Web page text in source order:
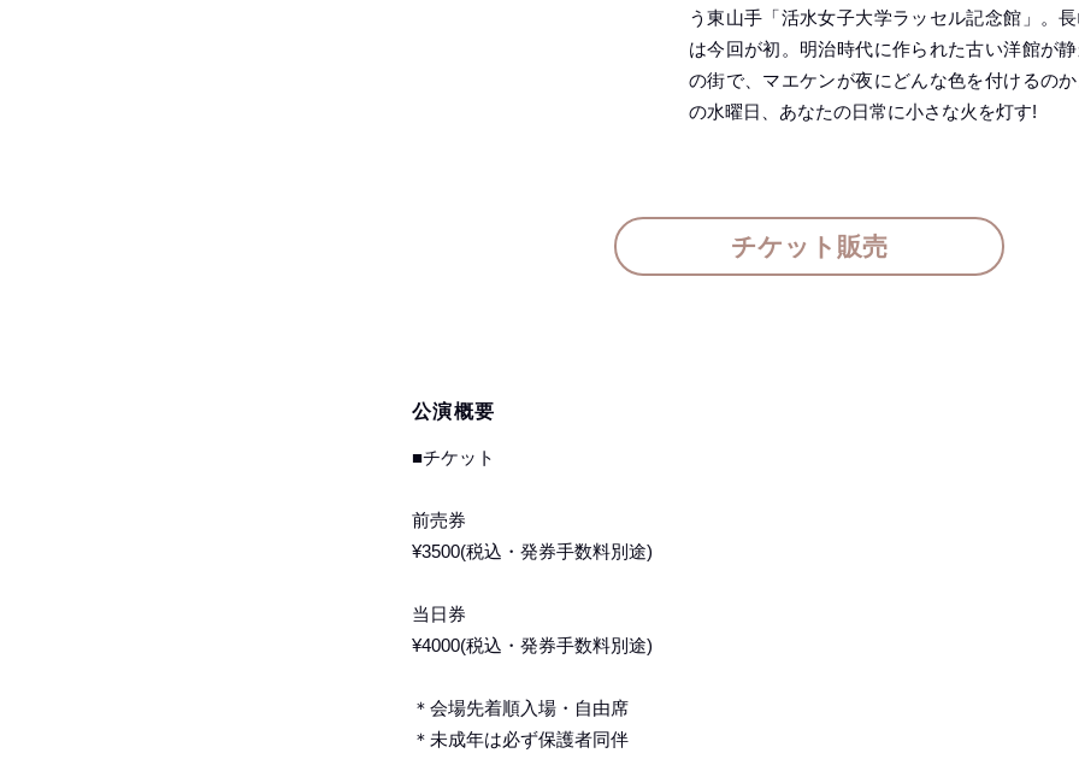
う東山手「活水女子大学ラッセル記念館」。
は今回が初。明治時代に作られた古い洋館が
の街で、マエケンが夜にどんな色を付けるの
の水曜日、あなたの日常に小さな火を灯す!
チケット販売
公演概要
■チケット
前売券
¥3500(税込・発券手数料別途)
当日券
¥4000(税込・発券手数料別途)
＊会場先着順入場・自由席
＊未成年は必ず保護者同伴